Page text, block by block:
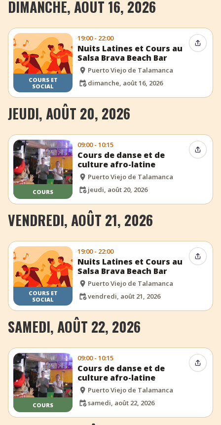
DIMANCHE, AOÛT 16, 2026
COURS ET
SOCIAL
19:00 - 22:00
Nuits Latines et Cours au
Salsa Brava Beach Bar
Puerto Viejo de Talamanca
dimanche, août 16, 2026
JEUDI, AOÛT 20, 2026
COURS
09:00 - 10:15
Cours de danse et de
culture afro-latine
Puerto Viejo de Talamanca
jeudi, août 20, 2026
VENDREDI, AOÛT 21, 2026
COURS ET
SOCIAL
19:00 - 22:00
Nuits Latines et Cours au
Salsa Brava Beach Bar
Puerto Viejo de Talamanca
vendredi, août 21, 2026
SAMEDI, AOÛT 22, 2026
COURS
09:00 - 10:15
Cours de danse et de
culture afro-latine
Puerto Viejo de Talamanca
samedi, août 22, 2026